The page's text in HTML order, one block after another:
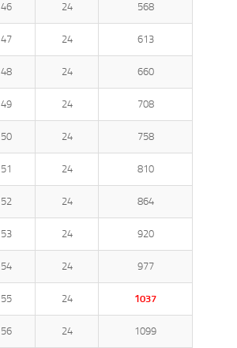
46 24 568
47 24 613
48 24 660
49 24 708
50 24 758
51 24 810
52 24 864
53 24 920
54 24 977
55 24 1037
56 24 1099